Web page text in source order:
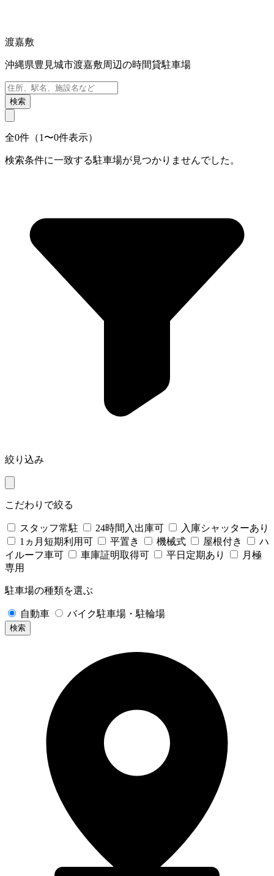
渡嘉敷
沖縄県豊見城市渡嘉敷周辺の時間貸駐車場
検索
全0件（1〜0件表示）
検索条件に一致する駐車場が見つかりませんでした。
絞り込み
こだわりで絞る
スタッフ常駐 24時間入出庫可
入庫シャッターあり
1ヵ月短期利用可
平置き 機械式 屋根付き
ハ
イルーフ車可
車庫証明取得可 平日定期あり
月極
専用
駐車場の種類を選ぶ
自動車 バイク駐車場・駐輪場
検索